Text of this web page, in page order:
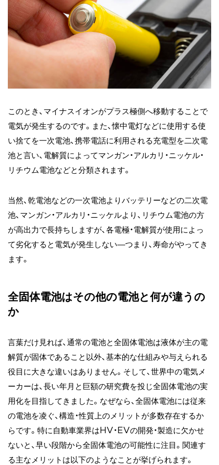
このとき、マイナスイオンがプラス極側へ移動することで
電気が発生するのです。また、懐中電灯などに使用する使
い捨てを一次電池、携帯電話に利用される充電型を二次電
池と言い、電解質によってマンガン・アルカリ・ニッケル・
リチウム電池などと分類されます。
当然、乾電池などの一次電池よりバッテリーなどの二次電
池、マンガン・アルカリ・ニッケルより、リチウム電池の方
が高出力で長持ちしますが、各電極・電解質が使用によっ
て劣化すると電気が発生しない―つまり、寿命がやってき
ます。
全固体電池はその他の電池と何が違うの
か
言葉だけ見れば、通常の電池と全固体電池は液体が主の電
解質が固体であること以外、基本的な仕組みや与えられる
役目に大きな違いはありません。そして、世界中の電気メ
ーカーは、長い年月と巨額の研究費を投じ全固体電池の実
用化を目指してきました。なぜなら、全固体電池には従来
の電池を凌ぐ、構造・性質上のメリットが多数存在するか
らです。特に自動車業界はHV・EVの開発・製造に欠かせ
ないと、早い段階から全固体電池の可能性に注目。関連す
る主なメリットは以下のようなことが挙げられます。